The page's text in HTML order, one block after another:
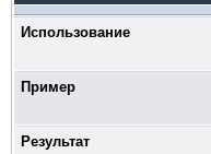
Использование
Пример
Результат